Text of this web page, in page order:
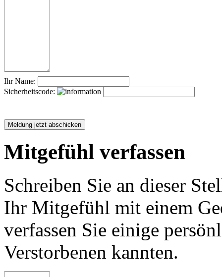
Ihr Name:
Sicherheitscode:
Mitgefühl verfassen
Schreiben Sie an dieser
Ihr Mitgefühl mit einem
verfassen Sie einige
Verstorbenen kannten.